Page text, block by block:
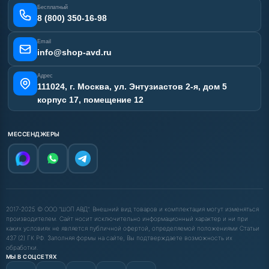
Наши работы
Карта сайта
Бесплатный
8 (800) 350-16-98
Email
info@shop-avd.ru
Адрес
111024, г. Москва, ул. Энтузиастов 2-я, дом 5
корпус 17, помещение 12
МЕССЕНДЖЕРЫ
2017-2025 © ООО "ШОП АВД". Внешний вид товаров и комплектация могут изменяться
производителем. Сайт носит исключительно информационный характер и ни при
каких условиях не является публичной офертой, определяемой положениями Статьи
437 (2) ГК РФ. Заполняя формы на сайте, Вы подтверждаете возможность их
обработки.
МЫ В СОЦСЕТЯХ